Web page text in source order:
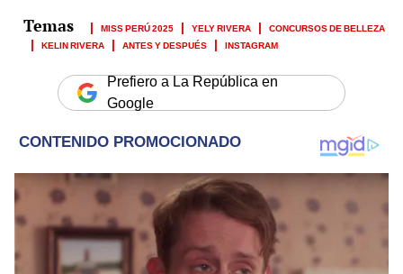
MISS PERÚ 2025 YELY RIVERA
CONCURSOS DE BELLEZA
KELIN RIVERA
ANTES Y DESPUÉS INSTAGRAM
Prefiero a La República en
Google